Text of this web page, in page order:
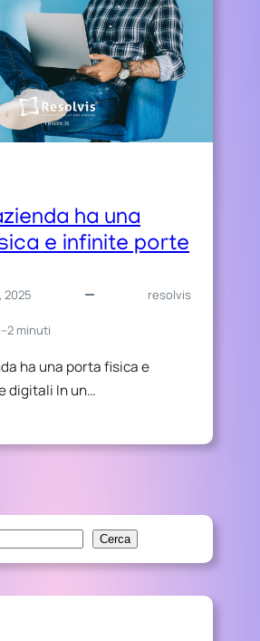
ha una
e infinite porte
2025 resolvis
minuti
ha una porta fisica e
digitali In un…
Cerca